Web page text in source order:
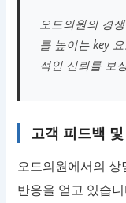
오드의원의 경
를 높이는 key
적인 신뢰를 보
고객 피드백
오드의원에서의
반응을 얻고 있습